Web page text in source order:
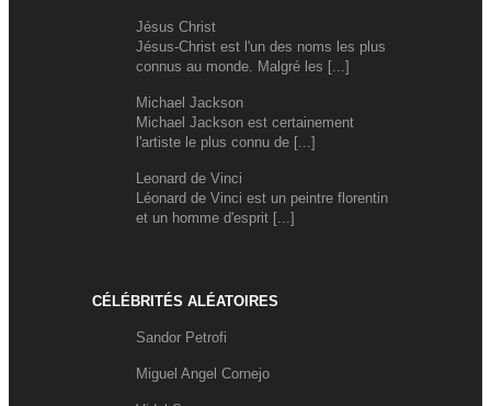
Jésus Christ
Jésus-Christ est l'un des noms les plus
connus au monde. Malgré les [...]
Michael Jackson
Michael Jackson est certainement
l'artiste le plus connu de [...]
Leonard de Vinci
Léonard de Vinci est un peintre florentin
et un homme d'esprit [...]
CÉLÉBRITÉS ALÉATOIRES
Sandor Petrofi
Miguel Angel Cornejo